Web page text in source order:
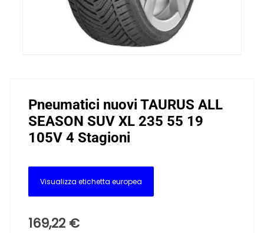
Pneumatici nuovi TAURUS ALL
SEASON SUV XL 235 55 19
105V 4 Stagioni
Visualizza etichetta europea
169,22 €